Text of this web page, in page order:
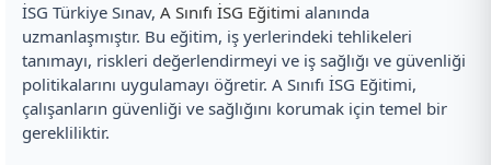
İSG Türkiye Sınav, A Sınıfı İSG Eğitimi alanında
uzmanlaşmıştır. Bu eğitim, iş yerlerindeki tehlikeleri
tanımayı, riskleri değerlendirmeyi ve iş sağlığı ve güvenliği
politikalarını uygulamayı öğretir. A Sınıfı İSG Eğitimi,
çalışanların güvenliği ve sağlığını korumak için temel bir
gerekliliktir.